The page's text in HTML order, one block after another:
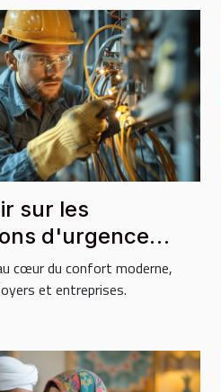
sur les
d'urgence
cœur du confort moderne,
et entreprises.